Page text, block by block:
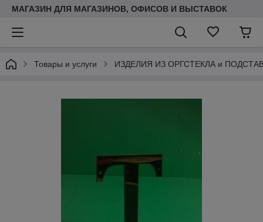
МАГАЗИН ДЛЯ МАГАЗИНОВ, ОФИСОВ И ВЫСТАВОК
Товары и услуги ИЗДЕЛИЯ ИЗ ОРГСТЕКЛА и